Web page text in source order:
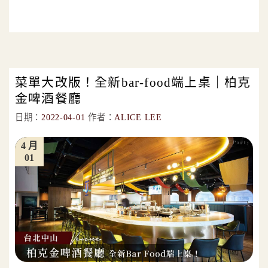
菜單大改版！全新bar-food端上桌｜柏克
金啤酒餐廳
日期： 2022-04-01 作者： ALICE LEE
01
4 月